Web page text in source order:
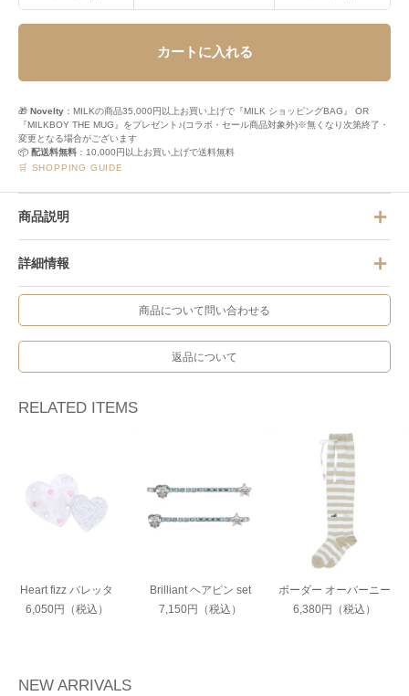
カートに入れる
🎁 Novelty ：MILKの商品35,000円以上お買い上げで『MILK ショッピングBAG』 OR
『MILKBOY THE MUG』をプレゼント♪(コラボ・セール商品対象外)※無くなり次第終了・
変更となる場合がございます
📦 配送料無料 ：10,000円以上お買い上げで送料無料
🛒 SHOPPING GUIDE
商品説明
詳細情報
商品について問い合わせる
返品について
RELATED ITEMS
Heart fizz バレッタ
6,050円（税込）
Brilliant ヘアピン set
7,150円（税込）
ボーダー オーバーニー
6,380円（税込）
NEW ARRIVALS